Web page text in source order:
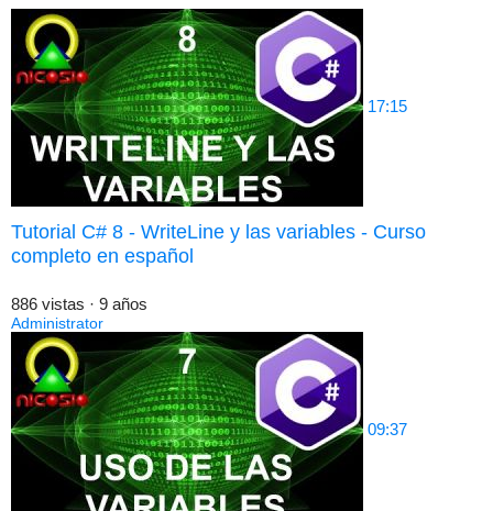
17:15
Tutorial C# 8 - WriteLine y las variables - Curso
completo en español
886 vistas · 9 años
Administrator
09:37